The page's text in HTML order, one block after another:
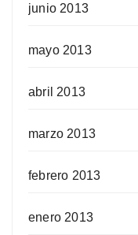
junio 2013
mayo 2013
abril 2013
marzo 2013
febrero 2013
enero 2013